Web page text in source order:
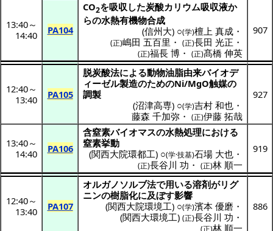
13:40～
14:40
PA104
CO2を吸収した炭酸カリウム吸収液か
らの水熱有機物合成
(信州大) ○(学)檀上 真成・
(正)嶋田 五百里 ・ (正)長田 光正 ・
(正)福長 博・ (正)髙橋 伸英
907
12:40～
13:40
PA105
脱炭酸法による動物油脂由来バイオデ
ィーゼル製造のためのNi/MgO触媒の
調製
(沼津高専) ○(学)吉村 和也・
藤森 千加弥・ (正)伊藤 拓哉
927
13:40～
14:40
PA106
含窒素バイオマスの水熱処理における
窒素挙動
(関西大院環都工) ○(学·技基)石場 大也・
(正)長谷川 功 ・ (正)林 順一
919
12:40～
13:40
PA107
オルガノソルブ法で用いる溶剤がリグ
ニンの樹脂化に及ぼす影響
(関西大院環境工) ○(学)濱本 優磨 ・
(関西大環境工) (正)長谷川 功 ・
林 順一
886